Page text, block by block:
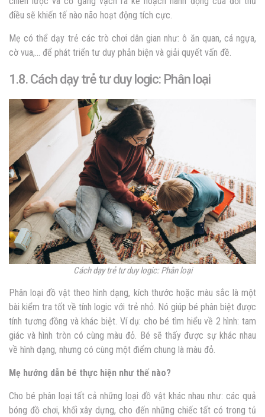
điều sẽ khiến tế nào não hoạt động tích cực.
Mẹ có thể dạy trẻ các trò chơi dân gian như: ô ăn quan, cá ngựa,
cờ vua,… để phát triển tư duy phản biện và giải quyết vấn đề.
1.8. Cách dạy trẻ tư duy logic: Phân loại
Cách dạy trẻ tư duy logic: Phân loại
Phân loại đồ vật theo hình dạng, kích thước hoặc màu sắc là một
bài kiểm tra tốt về tính logic với trẻ nhỏ. Nó giúp bé phân biệt được
tính tương đồng và khác biệt. Ví dụ: cho bé tìm hiểu về 2 hình: tam
giác và hình tròn có cùng màu đỏ. Bé sẽ thấy được sự khác nhau
về hình dạng, nhưng có cùng một điểm chung là màu đỏ.
Mẹ hướng dẫn bé thực hiện như thế nào?
Cho bé phân loại tất cả những loại đồ vật khác nhau như: các quả
bóng đồ chơi, khối xây dựng, cho đến những chiếc tất có trong tủ